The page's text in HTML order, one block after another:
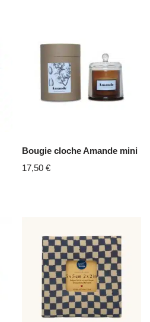
Bougie cloche Amande mini
17,50€